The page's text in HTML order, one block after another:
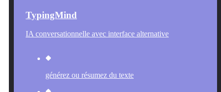
TypingMind
IA conversationnelle avec interface alternative
générez ou résumez du texte